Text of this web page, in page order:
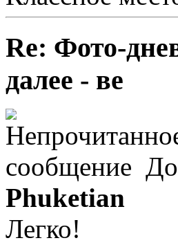
Re: Фото-
далее - ве
Phuketian
Легко!